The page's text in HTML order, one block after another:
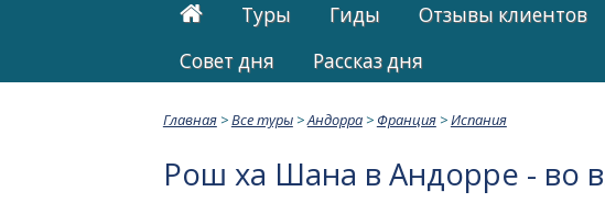
Туры Гиды Отзывы клиентов
Cовет дня
Рассказ дня
Главная>Все туры>Андорра> Франция>Испания
Рош ха Шана в Андорре - во